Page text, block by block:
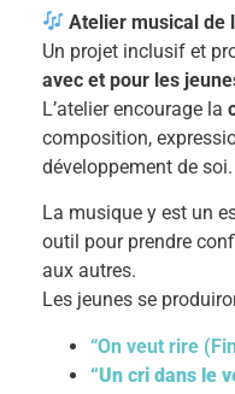
Atelier musical de
Un projet inclusif et
avec et pour les
L’atelier encourage la
composition,
développement de soi.
La musique y est un
outil pour prendre
aux autres.
Les jeunes se
“On veut rire
“Un cri dans le